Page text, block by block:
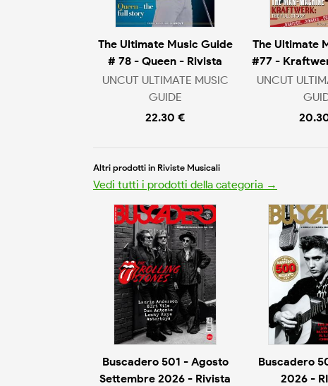
The Ultimate Music Guide
# 78 - Queen - Rivista
UNCUT ULTIMATE MUSIC
GUIDE
22.30 €
The Ultimate
#77 -
UNCUT
Altri prodotti in Riviste Musicali
Vedi tutti i prodotti della categoria →
Buscadero 501 - Agosto
Settembre 2026 - Rivista
Buscadero
2026 -